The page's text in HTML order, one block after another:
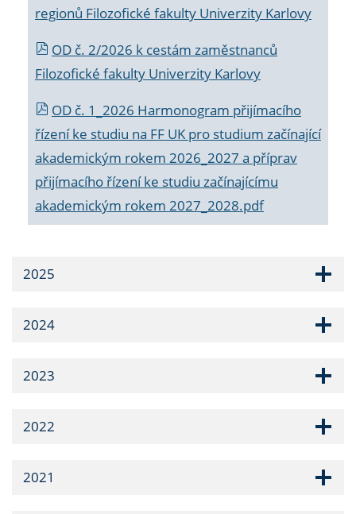
regionů Filozofické fakulty Univerzity Karlovy
OD č. 2/2026 k cestám zaměstnanců
Filozofické fakulty Univerzity Karlovy
OD č. 1_2026 Harmonogram přijímacího
řízení ke studiu na FF UK pro studium začínající
akademickým rokem 2026_2027 a příprav
přijímacího řízení ke studiu začínajícímu
akademickým rokem 2027_2028.pdf
2025
2024
2023
2022
2021